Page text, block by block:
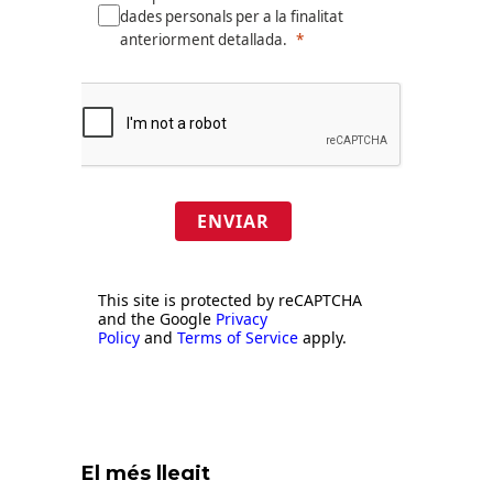
dades personals per a la finalitat
anteriorment detallada.
ENVIAR
This site is protected by reCAPTCHA
and the Google Privacy
Policy and Terms of Service apply.
El més llegit